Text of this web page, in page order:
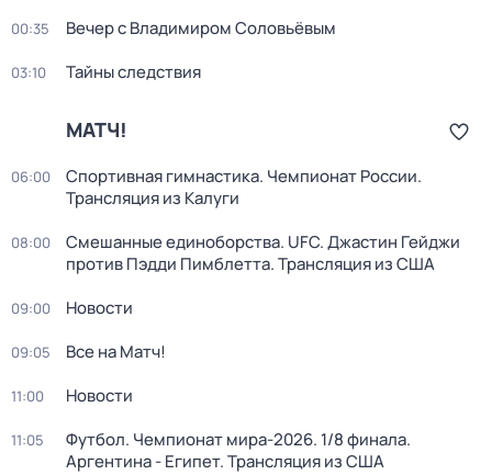
00:35 Вечер с Владимиром Соловьёвым
03:10 Тайны следствия
МАТЧ!
06:00
Спортивная гимнастика. Чемпионат России.
Трансляция из Калуги
08:00
Смешанные единоборства. UFC. Джастин Гейджи
против Пэдди Пимблетта. Трансляция из США
09:00 Новости
09:05 Все на Матч!
11:00 Новости
11:05
Футбол. Чемпионат мира-2026. 1/8 финала.
Аргентина - Египет. Трансляция из США